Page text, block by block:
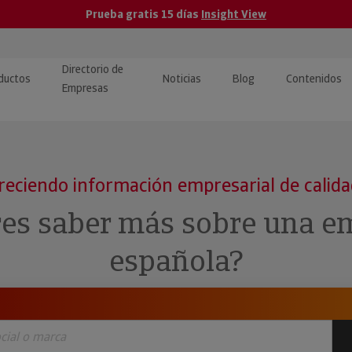
Prueba gratis 15 días Insight View
y ERP
· Recuperación de
Directorio de
Empresas
Noticias Blog Contenidos
Pública
Investigada
información empresarial de
saber más sobre una
española?